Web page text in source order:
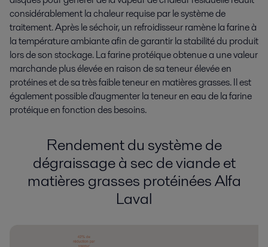
considérablement la chaleur requise par le système de
traitement. Après le séchoir, un refroidisseur ramène la farine à
la température ambiante afin de garantir la stabilité du produit
lors de son stockage. La farine protéique obtenue a une valeur
marchande plus élevée en raison de sa teneur élevée en
protéines et de sa très faible teneur en matières grasses. Il est
également possible d'augmenter la teneur en eau de la farine
protéique en fonction des besoins.
Rendement du système de
dégraissage à sec de viande et
matières grasses protéinées Alfa
Laval